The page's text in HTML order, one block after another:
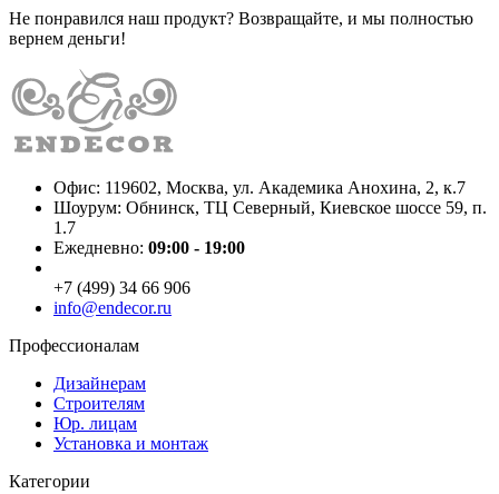
Не понравился наш продукт? Возвращайте, и мы полностью
вернем деньги!
Офис: 119602, Москва, ул. Академика Анохина, 2, к.7
Шоурум: Обнинск, ТЦ Северный, Киевское шоссе 59, п.
1.7
Ежедневно: 09:00 - 19:00
+7 (499) 34 66 906
info@endecor.ru
Профессионалам
Дизайнерам
Строителям
Юр. лицам
Установка и монтаж
Категории